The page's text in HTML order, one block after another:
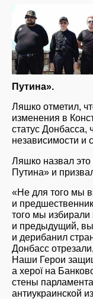
Путина».
Ляшко отметил,
изменения в
статус Донбасса,
независимости и
Ляшко назвал
Путина» и
«Не для того мы
и
того мы
и предыдущий,
и дерибанил
Донбасс
Наши Герои
а херої на
стены
антиукраинской